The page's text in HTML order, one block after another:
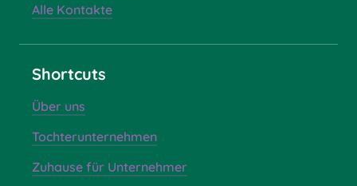
Alle Kontakte
Shortcuts
Über uns
Tochterunternehmen
Zuhause für Unternehmer